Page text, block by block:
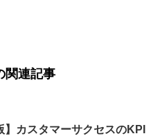
関連記事
】カスタマーサクセスのKPI